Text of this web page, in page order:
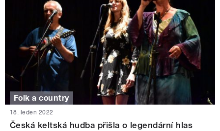
Folk a country
18. leden 2022
Česká keltská hudba přišla o legendární hlas